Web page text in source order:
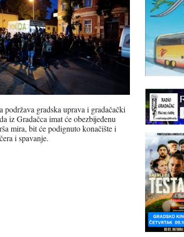
gradska uprava i gradačački
iz Gradačca imat će obezbijeđenu
mira, bit će podignuto konačište i
i spavanje.